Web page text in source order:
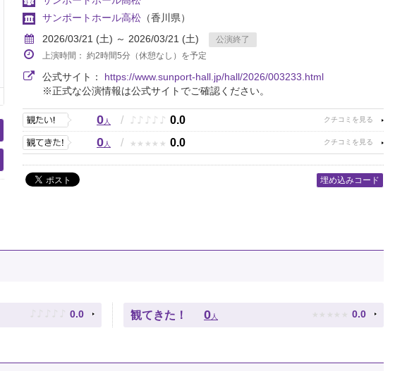
サンポートホール高松 （香川県）
2026/03/21 (土) ～ 2026/03/21 (土)
公演終了
上演時間： 約2時間5分（休憩なし）を予定
公式サイト： https://www.sunport-hall.jp/hall/2026/003233.html
※正式な公演情報は公式サイトでご確認ください。
0人 / ♪ ♪ ♪ ♪ ♪ 0.0
0人 / ★ ★ ★ ★ ★ 0.0
埋め込みコード
♪ ♪ ♪ ♪ ♪ 0.0 観てきた！ 0 人 ★ ★ ★ ★ ★ 0.0